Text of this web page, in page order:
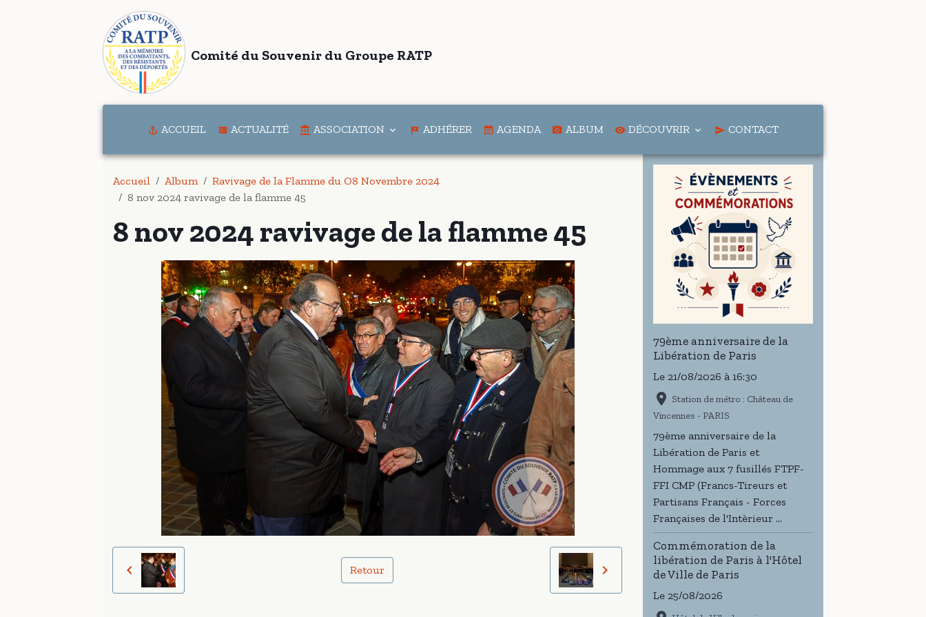
Comité du Souvenir du Groupe RATP
ACCUEIL ACTUALITÉ ASSOCIATION ADHÉRER AGENDA ALBUM DÉCOUVRIR CONTACT
Accueil Album
Ravivage de la Flamme du O8 Novembre 2024
8 nov 2024 ravivage de la flamme 45
8 nov 2024 ravivage de la flamme 45
Retour
79ème anniversaire de la
Libération de Paris
Le 21/08/2026 à 16:30
Station de métro : Château de
Vincennes - PARIS
79ème anniversaire de la
Libération de Paris et
Hommage aux 7 fusillés FTPF-
FFI CMP (Francs-Tireurs et
Partisans Français - Forces
Françaises de l'Intèrieur ...
Commémoration de la
libération de Paris à l'Hôtel
de Ville de Paris
Le 25/08/2026